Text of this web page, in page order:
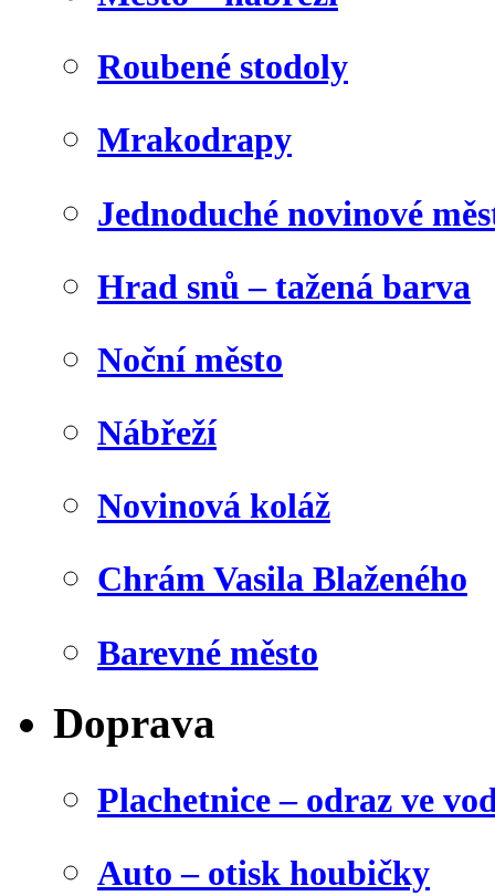
Roubené stodoly
Mrakodrapy
Jednoduché novinové
Hrad snů – tažená barva
Noční město
Nábřeží
Novinová koláž
Chrám Vasila Blaženého
Barevné město
Doprava
Plachetnice – odraz ve
Auto – otisk houbičky